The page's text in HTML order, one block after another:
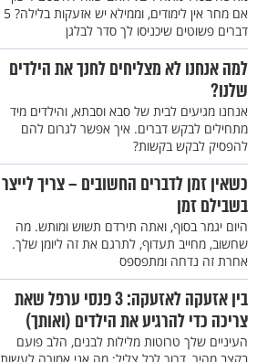
אם מחר אין לימודים, וממילא יש אזעקות בלילה? 5
דברים פשוטים שיכניסו לך סדר לבלגן
למה אנחנו לא מצליחים לחנך את הילדים
שלנו?
אנחנו מגיעים לבית של סבא וסבתא, והילדים מיד
מתחילים לבקש דברים. איך אפשר לגרום להם
להפסיק לבקש בקשות?
כשאין זמן לדברים החשובים – צריך לייצר
בשבילם זמן
היום יגמר בסוף, ואתה תירדם תשוש ומותש. מה
שחשוב, מחייב תעדוף, לתרגם את זה ליומן שלך.
אחרת זה נדחה ומתפספס
בין אזעקה לאזעקה: 3 פנסי ערפל שאת
צריכה כדי להרגיע את הילדים (ואותך)
העיניים שלך טרוטות מלילות לבנים, הלב פועם
בקצב מהיר, דרוך לכל צליל; מה אני אמורה לעשות